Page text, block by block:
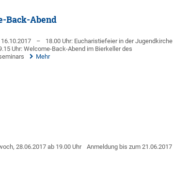
Back-Abend
–
18.00 Uhr: Eucharistiefeier in der Jugendkirche
Uhr: Welcome-Back-Abend im Bierkeller des
Mehr
28.06.2017 ab 19.00 Uhr
Anmeldung bis zum 21.06.2017